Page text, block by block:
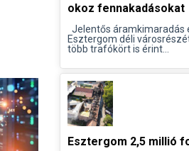
okoz fennakadásokat
Jelentős áramkimaradás
Esztergom déli
több trafókört is érint...
Esztergom 2,5 millió